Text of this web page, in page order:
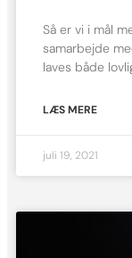
Så er vi i mål
samarbejde
laves både
LÆS MERE
juli 19, 2021